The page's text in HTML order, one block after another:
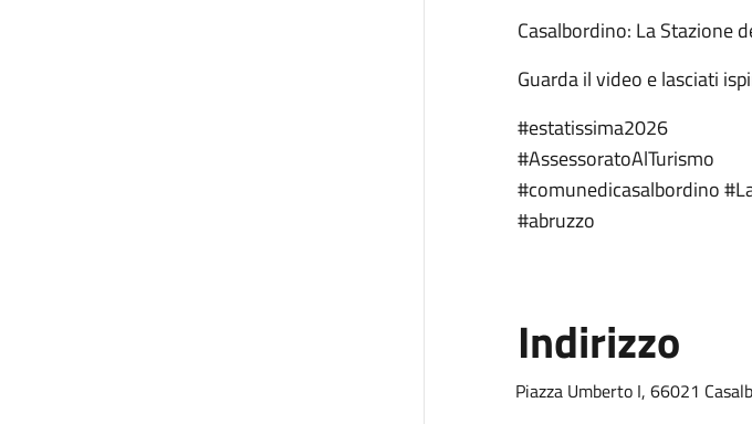
Casalbordino: La Stazione
Guarda il video e lasciati
#estatissima2026
#AssessoratoAlTurismo
#comunedicasalbordino
#abruzzo
Indirizzo
Piazza Umberto I, 66021